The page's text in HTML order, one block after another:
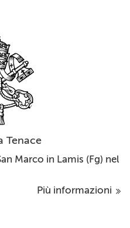
Tenace
Marco in Lamis (Fg) nel
Più informazioni